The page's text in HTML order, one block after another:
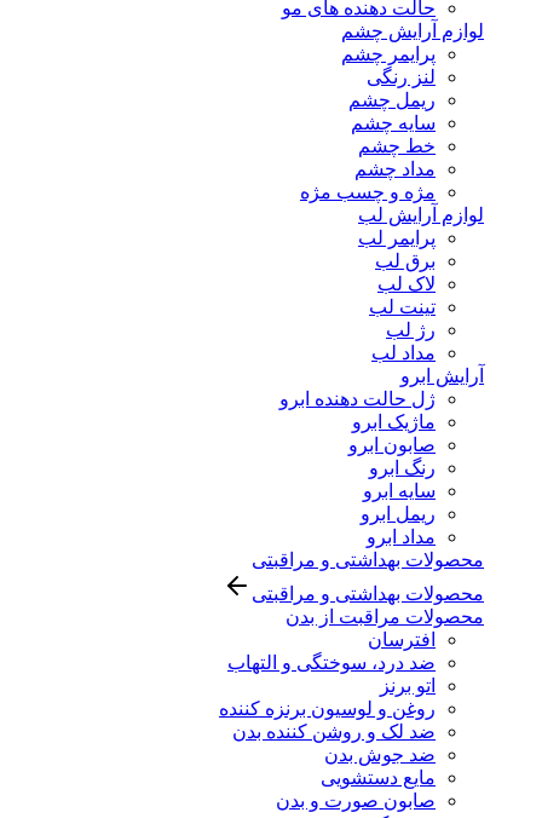
حالت دهنده های مو
لوازم آرایش چشم
پرایمر چشم
لنز رنگی
ریمل چشم
سایه چشم
خط چشم
مداد چشم
مژه و چسب مژه
لوازم آرایش لب
پرایمر لب
برق لب
لاک لب
تینت لب
رژ لب
مداد لب
آرایش ابرو
ژل حالت دهنده ابرو
ماژیک ابرو
صابون ابرو
رنگ ابرو
سایه ابرو
ریمل ابرو
مداد ابرو
محصولات بهداشتی و مراقبتی
محصولات بهداشتی و مراقبتی
محصولات مراقبت از بدن
افترسان
ضد درد، سوختگی و التهاب
اتو برنز
روغن و لوسیون برنزه کننده
ضد لک و روشن کننده بدن
ضد جوش بدن
مایع دستشویی
صابون صورت و بدن